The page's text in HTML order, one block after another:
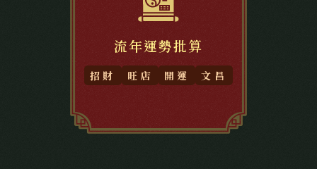
流年運勢批算
招財 旺店 開運 文昌